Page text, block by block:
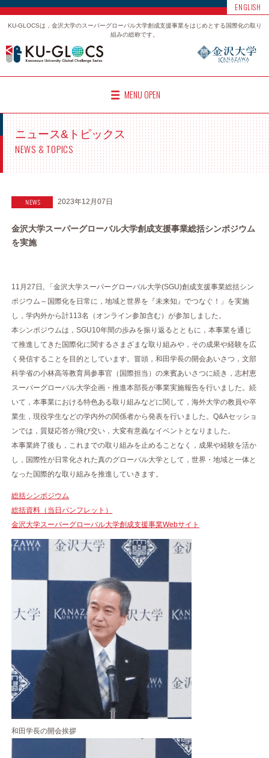
ENGLISH
KU-GLOCSは，金沢大学のスーパーグローバル大学創成支援事業をはじめとする国際化の取り
組みの総称です。
MENU OPEN
ニュース&トピックス
NEWS & TOPICS
2023年12月07日
金沢大学スーパーグローバル大学創成支援事業総括シンポジウム
を実施
11月27日, 「金沢大学スーパーグローバル大学(SGU)創成支援事業総括シン
ポジウム～国際化を日常に，地域と世界を『未来知』でつなぐ！」を実施
し，学内外から計113名（オンライン参加含む）が参加しました。
本シンポジウムは，SGU10年間の歩みを振り返るとともに，本事業を通じ
て推進してきた国際化に関するさまざまな取り組みや，その成果や経験を広
く発信することを目的としています。冒頭，和田学長の開会あいさつ，文部
科学省の小林高等教育局参事官（国際担当）の来賓あいさつに続き，志村恵
スーパーグローバル大学企画・推進本部長が事業実施報告を行いました。続
いて，本事業における特色ある取り組みなどに関して，海外大学の教員や卒
業生，現役学生などの学内外の関係者から発表を行いました。Q&Aセッショ
ンでは，質疑応答が飛び交い，大変有意義なイベントとなりました。
本事業終了後も，これまでの取り組みを止めることなく，成果や経験を活か
し，国際性が日常化された真のグローバル大学として，世界・地域と一体と
なった国際的な取り組みを推進していきます。
総括シンポジウム
総括資料（当日パンフレット）
金沢大学スーパーグローバル大学創成支援事業Webサイト
和田学長の開会挨拶